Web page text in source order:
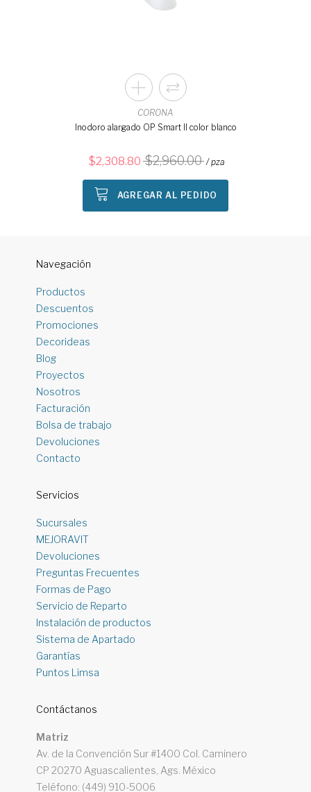
CORONA
Inodoro alargado OP Smart II color blanco
2,308.80 2,960.00 / pza
AGREGAR AL PEDIDO
Navegación
Productos
Descuentos
Promociones
Decorideas
Blog
Proyectos
Nosotros
Facturación
Bolsa de trabajo
Devoluciones
Contacto
Servicios
Sucursales
MEJORAVIT
Devoluciones
Preguntas Frecuentes
Formas de Pago
Servicio de Reparto
Instalación de productos
Sistema de Apartado
Garantías
Puntos Limsa
Contáctanos
Matriz
Av. de la Convención Sur #1400 Col. Caminero
CP 20270 Aguascalientes, Ags. México
Teléfono: (449) 910-5006